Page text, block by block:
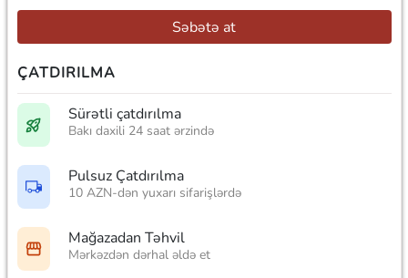
Səbətə at
ÇATDIRILMA
Sürətli çatdırılma
Bakı daxili 24 saat ərzində
Pulsuz Çatdırılma
10 AZN-dən yuxarı sifarişlərdə
Mağazadan Təhvil
Mərkəzdən dərhal əldə et